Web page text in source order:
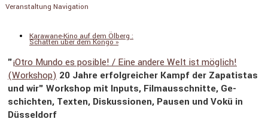
Veranstaltung Navigation
Karawane-Kino auf dem Ölberg :
Schatten über dem Kongo»
"¡Otro Mundo es posible! / Eine andere Welt ist möglich!
(Workshop) 20 Jahre er­folg­rei­cher Kampf der Za­pa­tis­tas
und wir" Work­shop mit In­puts, Film­aus­schnit­te, Ge­
schich­ten, Tex­ten, Dis­kus­sio­nen, Pau­sen und Vokü in
Düsseldorf